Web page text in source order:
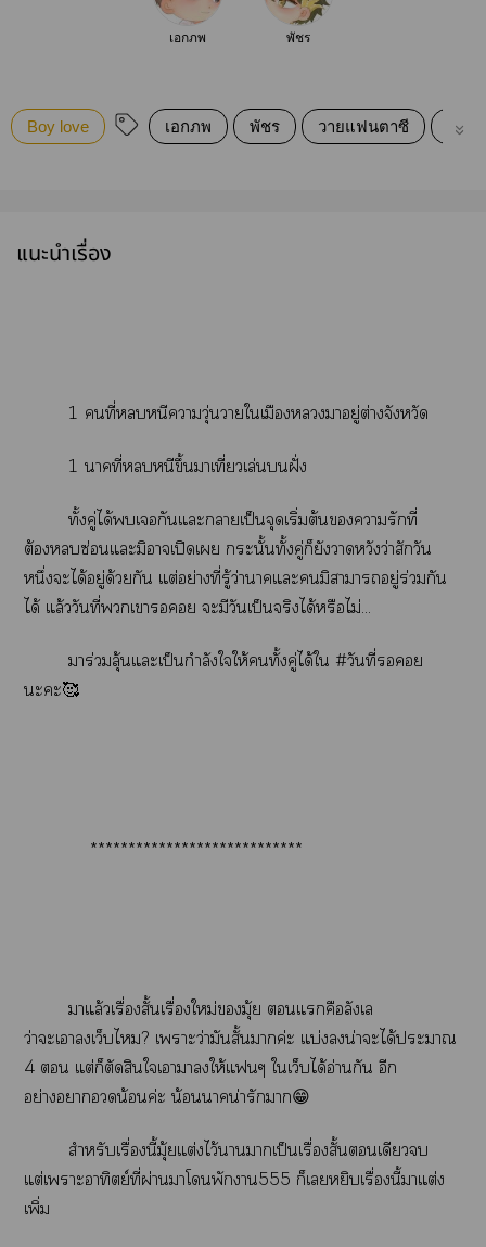
เอกภพ พัชร
Boy love เอกภพ พัชร วายแฟนตาซี นิย
แนะนำเรื่อง
1 คนที่หนีาวุ่นวายใเมืองาอยู่ต่างจังหวัด
1 าที่หนีขึ้นาเที่ยวเล่นฝั่ง
ทั้งคู่ได้เกันแะาเป็นจุดเริ่มต้นารักที่
ต้องซ่อนแะมิาเปิดเ กระนั้นทั้งคู่ก็ยังาหวังว่าสักวัน
หนึ่งะได้อยู่ด้วยกัน แต่อย่างที่รู้ว่านาคแะมิาาอยู่ร่วมกัน
ได้ แล้ววันที่เา ะมีวันเป็นจริงได้หรือไม่...
มาร่วมลุ้นแะเป็นกำลังใให้ทั้งคู่ได้ใ #วันที่
ะะ🥰
****************************
าแล้วเรื่องสั้นเรื่องใหม่มุ้ย แคือลังเล
ว่าะเาเว็บไ? เาะว่ามันสั้นาค่ะ แบ่งน่าะได้ะา
4  แต่ก็ตัดสินใเาาให้แๆ ใเว็บได้อ่านกัน อีก
อย่างาน้อนค่ะ น้อนาน่ารักา😁
สำหรับเรื่องนี้มุ้ยแต่งไว้าาเป็นเรื่องสั้นเดียว
แต่เาะอาทิตย์ที่ผ่านาโพักา555 ก็เหยิบเรื่องนี้าแต่ง
เพิ่ม